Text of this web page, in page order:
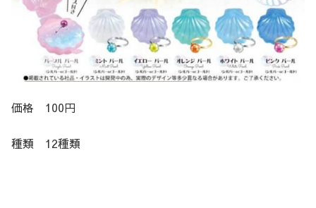
価格 100円
種類 12種類